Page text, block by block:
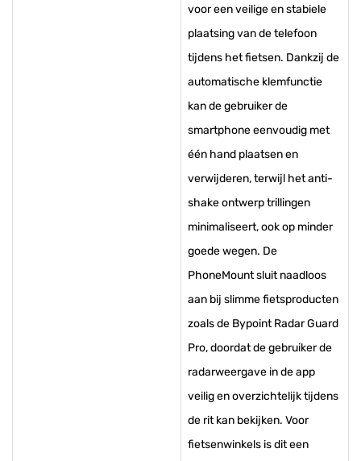
voor een veilige en stabiele
plaatsing van de telefoon
tijdens het fietsen. Dankzij de
automatische klemfunctie
kan de gebruiker de
smartphone eenvoudig met
één hand plaatsen en
verwijderen, terwijl het anti-
shake ontwerp trillingen
minimaliseert, ook op minder
goede wegen. De
PhoneMount sluit naadloos
aan bij slimme fietsproducten
zoals de Bypoint Radar Guard
Pro, doordat de gebruiker de
radarweergave in de app
veilig en overzichtelijk tijdens
de rit kan bekijken. Voor
fietsenwinkels is dit een